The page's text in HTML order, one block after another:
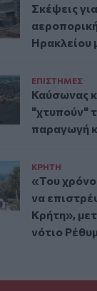
Σκέψεις
Ηρακλείου
ΕΠΙΣΤΗΜΕΣ
Καύσωνας
"χτυπούν"
παραγωγή
ΚΡΗΤΗ
«Του
να
Κρήτη»,
νότιο